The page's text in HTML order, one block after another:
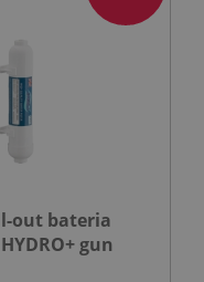
out bateria
gun